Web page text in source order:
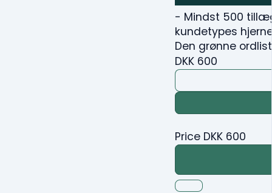
- Mindst 500
kundetypes
Den grønne
DKK 600
Price DKK 600